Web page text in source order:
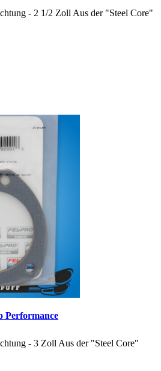
- 2 1/2 Zoll Aus der "Steel Core"
Performance
- 3 Zoll Aus der "Steel Core"